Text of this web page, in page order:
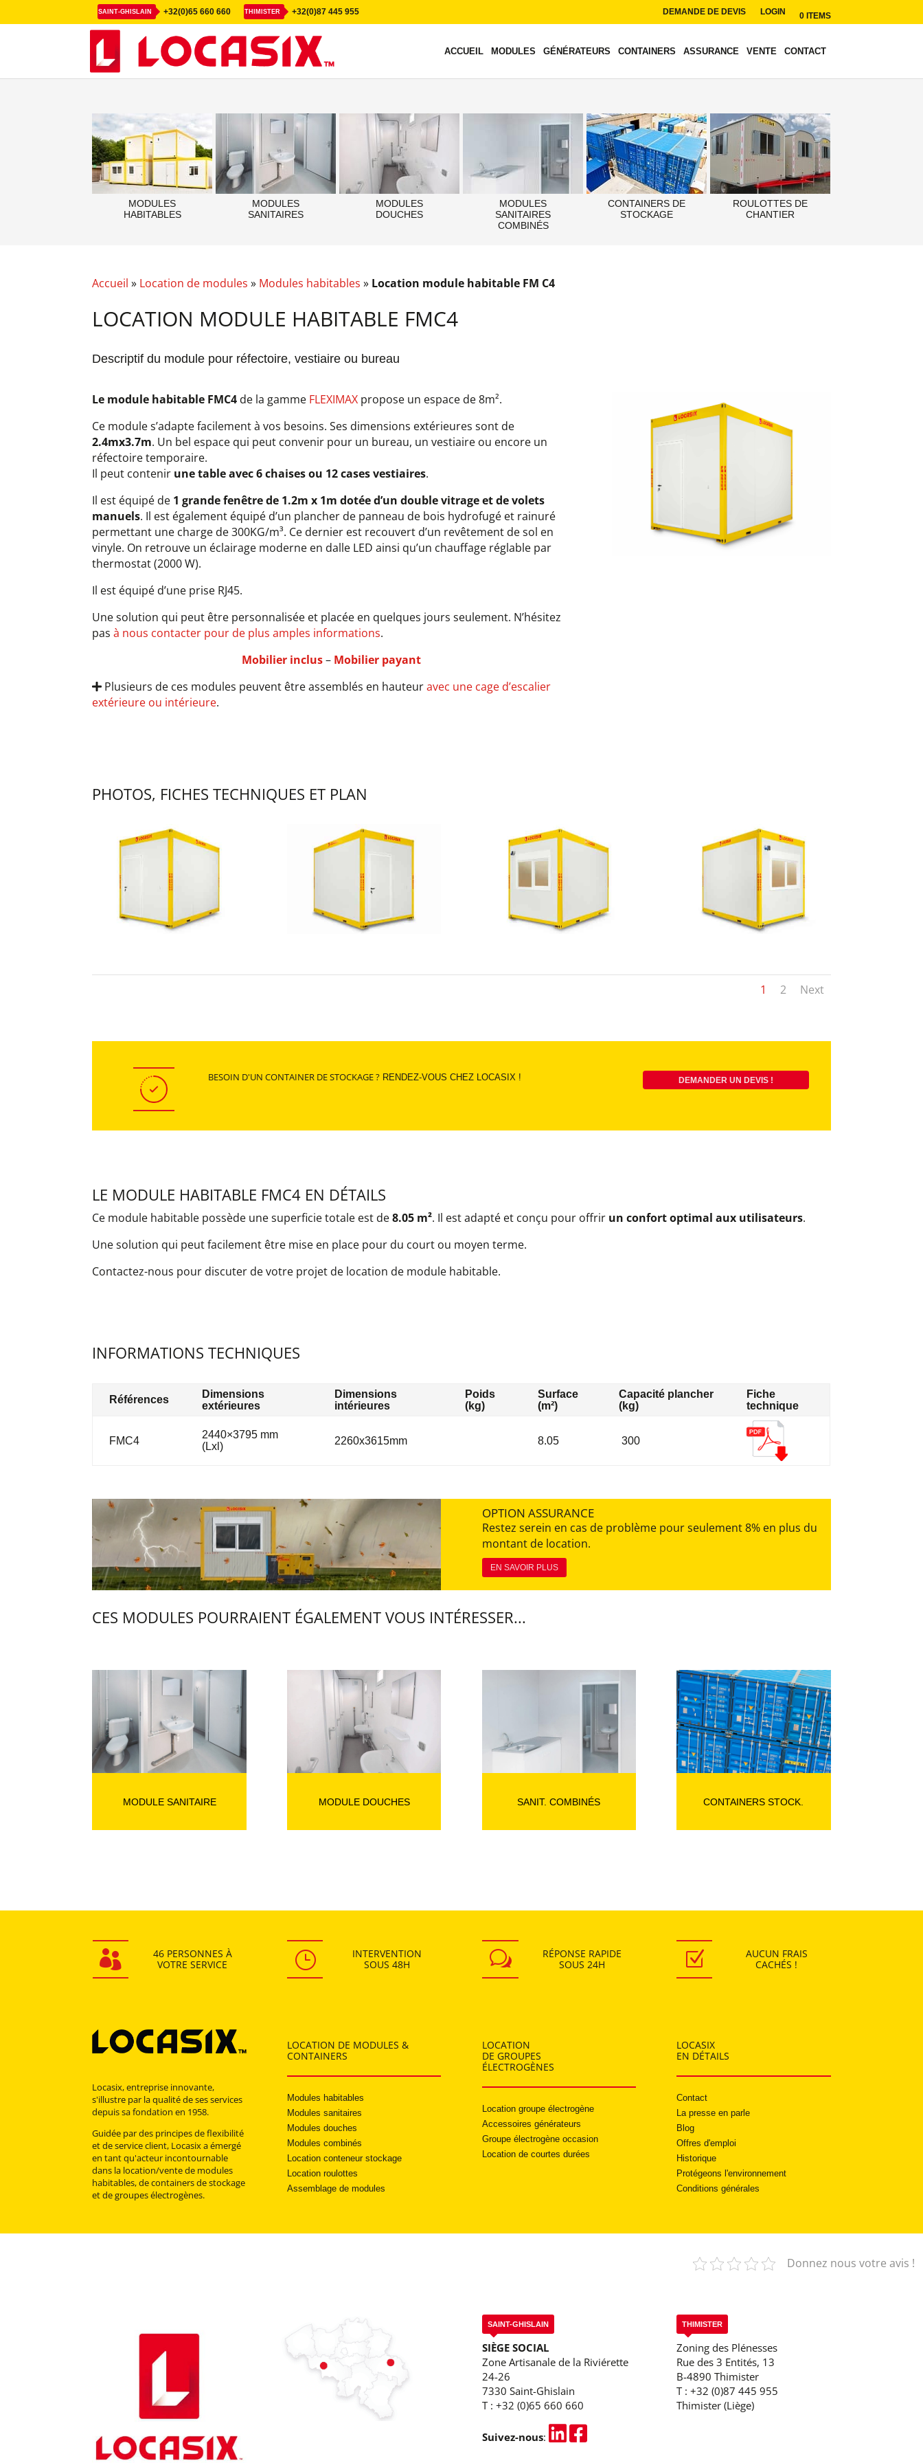
SAINT-GHISLAIN +32(0)65 660 660 THIMISTER +32(0)87 445 955 DEMANDE DE DEVIS LOGIN 0 ITEMS
ACCUEIL MODULES GÉNÉRATEURS CONTAINERS ASSURANCE VENTE CONTACT
MODULES
HABITABLES
MODULES
SANITAIRES
MODULES
DOUCHES
MODULES
SANITAIRES
COMBINÉS
CONTAINERS DE
STOCKAGE
ROULOTTES DE
CHANTIER
Accueil » Location de modules » Modules habitables » Location module habitable FM C4
LOCATION MODULE HABITABLE FMC4
Descriptif du module pour réfectoire, vestiaire ou bureau
Le module habitable FMC4 de la gamme FLEXIMAX propose un espace de 8m².
Ce module s’adapte facilement à vos besoins. Ses dimensions extérieures sont de
2.4mx3.7m. Un bel espace qui peut convenir pour un bureau, un vestiaire ou encore un
réfectoire temporaire.
Il peut contenir une table avec 6 chaises ou 12 cases vestiaires.
Il est équipé de 1 grande fenêtre de 1.2m x 1m dotée d’un double vitrage et de volets
manuels. Il est également équipé d’un plancher de panneau de bois hydrofugé et rainuré
permettant une charge de 300KG/m³. Ce dernier est recouvert d’un revêtement de sol en
vinyle. On retrouve un éclairage moderne en dalle LED ainsi qu’un chauffage réglable par
thermostat (2000 W).
Il est équipé d’une prise RJ45.
Une solution qui peut être personnalisée et placée en quelques jours seulement. N’hésitez
pasà nous contacter pour de plus amples informations.
Mobilier inclus– Mobilier payant
Plusieurs de ces modules peuvent être assemblés en hauteuravec une cage d’escalier
extérieure ou intérieure.
PHOTOS, FICHES TECHNIQUES ET PLAN
1 2 Next
BESOIN D'UN CONTAINER DE STOCKAGE ?RENDEZ-VOUS CHEZ LOCASIX ! DEMANDER UN DEVIS !
LE MODULE HABITABLE FMC4 EN DÉTAILS
Ce module habitable possède une superficie totale est de8.05 m². Il est adapté et conçu pour offrir un confort optimal aux utilisateurs.
Une solution qui peut facilement être mise en place pour du court ou moyen terme.
Contactez-nous pour discuter de votre projet de location de module habitable.
INFORMATIONS TECHNIQUES
Références
Dimensions
extérieures
Dimensions
intérieures
Poids
(kg)
Surface
(m²)
Capacité plancher
(kg)
Fiche
technique
FMC4
2440×3795 mm
(Lxl)
2260x3615mm 8.05 300
OPTION ASSURANCE
Restez serein en cas de problème pour seulement 8% en plus du
montant de location.
EN SAVOIR PLUS
CES MODULES POURRAIENT ÉGALEMENT VOUS INTÉRESSER...
MODULE SANITAIRE MODULE DOUCHES SANIT. COMBINÉS CONTAINERS STOCK.
 46 PERSONNES À
VOTRE SERVICE
}
INTERVENTION
SOUS 48H w
RÉPONSE RAPIDE
SOUS 24H Z AUCUN FRAIS
CACHÉS !
Locasix, entreprise innovante,
s'illustre par la qualité de ses services
depuis sa fondation en 1958.
Guidée par des principes de flexibilité
et de service client, Locasix a émergé
en tant qu'acteur incontournable
dans la location/vente de modules
habitables, de containers de stockage
et de groupes électrogènes.
LOCATION DE MODULES &
CONTAINERS
Modules habitables
Modules sanitaires
Modules douches
Modules combinés
Location conteneur stockage
Location roulottes
Assemblage de modules
LOCATION
DE GROUPES
ÉLECTROGÈNES
Location groupe électrogène
Accessoires générateurs
Groupe électrogène occasion
Location de courtes durées
LOCASIX
EN DÉTAILS
Contact
La presse en parle
Blog
Offres d'emploi
Historique
Protégeons l'environnement
Conditions générales
Donnez nous votre avis !
SAINT-GHISLAIN
SIÈGE SOCIAL
Zone Artisanale de la Riviérette
24-26
7330 Saint-Ghislain
T : +32 (0)65 660 660
Suivez-nous:
THIMISTER
Zoning des Plénesses
Rue des 3 Entités, 13
B-4890 Thimister
T :+32 (0)87 445 955
Thimister (Liège)